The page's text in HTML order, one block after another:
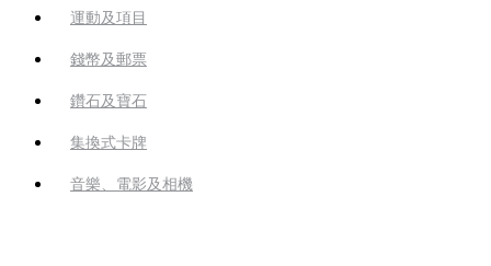
運動及項目
錢幣及郵票
鑽石及寶石
集換式卡牌
音樂、電影及相機